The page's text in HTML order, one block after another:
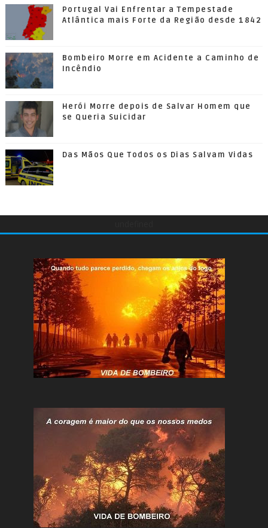
Portugal Vai Enfrentar a Tempestade
Atlântica mais Forte da Região desde 1842
Bombeiro Morre em Acidente a Caminho de
Incêndio
Herói Morre depois de Salvar Homem que
se Queria Suicidar
Das Mãos Que Todos os Dias Salvam Vidas